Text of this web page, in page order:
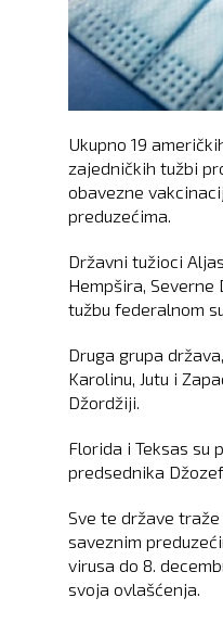
Ukupno 19
zajedničkih tužbi
obavezne
preduzećima.
Državni tužioci
Hempšira, Severne
tužbu federalnom
Druga grupa
Karolinu, Jutu i
Džordžiji.
Florida i Teksas su
predsednika
Sve te države
saveznim
virusa do 8.
svoja ovlašćenja.